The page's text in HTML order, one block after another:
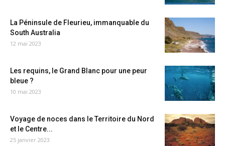
La Péninsule de Fleurieu, immanquable du
South Australia
12 mai 2023
Les requins, le Grand Blanc pour une peur
bleue ?
10 mai 2023
Voyage de noces dans le Territoire du Nord
et le Centre...
25 janvier 2023